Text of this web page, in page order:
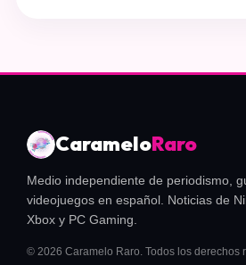
CarameloRaro
Medio independiente de periodismo,
videojuegos en español. Noticias de
Xbox y PC Gaming.
© 2026 Caramelo Raro. Todos los derechos